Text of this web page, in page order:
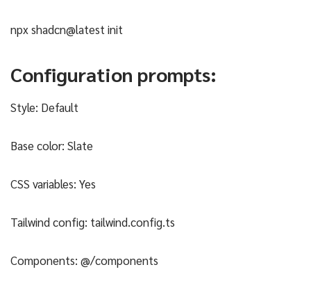
npx shadcn@latest init
Configuration prompts:
Style: Default
Base color: Slate
CSS variables: Yes
Tailwind config: tailwind.config.ts
Components: @/components